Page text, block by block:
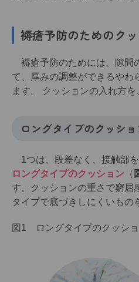
褥瘡予防のためのク
褥瘡予防のためには、隙間
て、厚みの調整ができるやわ
ます。 クッションの入れ方を
ロングタイプのクッシ
1つは、段差なく、接触部
ロングタイプのクッション （
す。クッションの重さで窮屈
タイプで底づきしにくいもの
図1 ロングタイプのクッショ